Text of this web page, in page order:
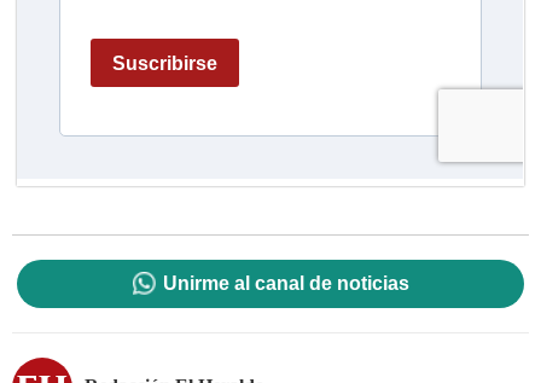
Unirme al canal de noticias